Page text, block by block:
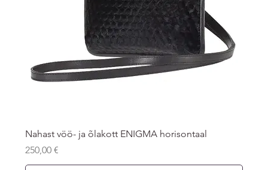
Nahast vöö- ja õlakott ENIGMA horisontaal
Price
250,00 €